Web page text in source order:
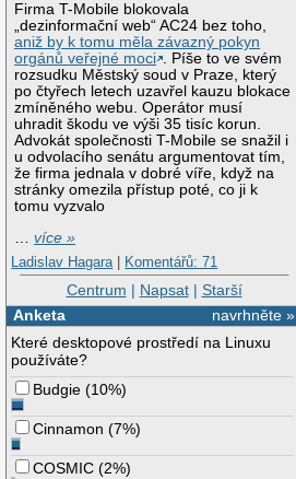
Firma T-Mobile blokovala
„dezinformační web“ AC24 bez toho,
aniž by k tomu měla závazný pokyn
orgánů veřejné moci . Píše to ve svém
rozsudku Městský soud v Praze, který
po čtyřech letech uzavřel kauzu blokace
zmíněného webu. Operátor musí
uhradit škodu ve výši 35 tisíc korun.
Advokát společnosti T-Mobile se snažil i
u odvolacího senátu argumentovat tím,
že firma jednala v dobré víře, když na
stránky omezila přístup poté, co ji k
tomu vyzvalo
…více »
Ladislav Hagara | Komentářů: 71
Centrum | Napsat| Starší
navrhněte »
Anketa
Které desktopové prostředí na Linuxu
používáte?
Budgie (10%)
Cinnamon (7%)
COSMIC (2%)